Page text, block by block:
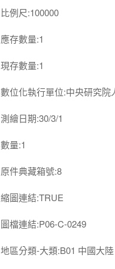
比例尺:100000
應存數量:1
現存數量:1
數位化執行單位:中央研究
測繪日期:30/3/1
數量:1
原件典藏箱號:8
縮圖連結:TRUE
圖檔連結:P06-C-0249
地區分類-大類:B01 中國大陸